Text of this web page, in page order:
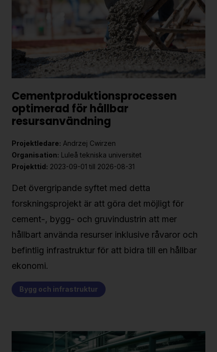
Cementproduktionsprocessen
optimerad för hållbar
resursanvändning
Projektledare: Andrzej Cwirzen
Organisation: Luleå tekniska universitet
Projekttid: 2023-09-01 till 2026-08-31
Det övergripande syftet med detta
forskningsprojekt är att göra det möjligt för
cement-, bygg- och gruvindustrin att mer
hållbart använda resurser inklusive råvaror och
befintlig infrastruktur för att bidra till en hållbar
ekonomi.
Bygg och infrastruktur